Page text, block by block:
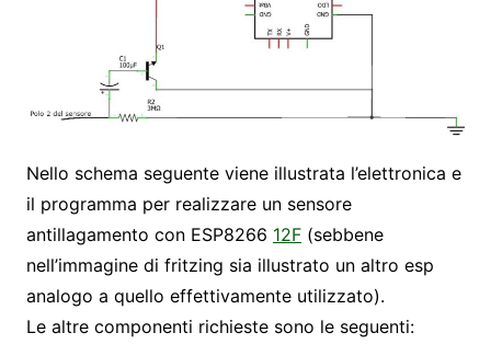
Nello schema seguente viene illustrata l’elettronica e
il programma per realizzare un sensore
antillagamento con ESP8266 12F(sebbene
nell’immagine di fritzing sia illustrato un altro esp
analogo a quello effettivamente utilizzato).
Le altre componenti richieste sono le seguenti: